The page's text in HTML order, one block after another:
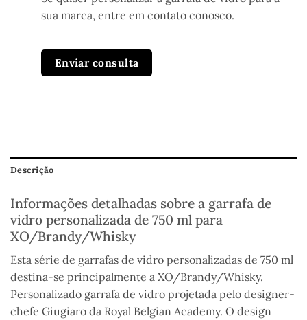
sua marca, entre em contato conosco.
Enviar consulta
Descrição
Informações detalhadas sobre a garrafa de
vidro personalizada de 750 ml para
XO/Brandy/Whisky
Esta série de garrafas de vidro personalizadas de 750 ml
destina-se principalmente a XO/Brandy/Whisky.
Personalizado garrafa de vidro projetada pelo designer-
chefe Giugiaro da Royal Belgian Academy. O design